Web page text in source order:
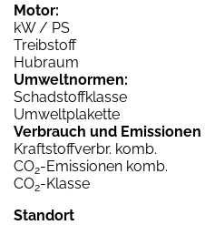
Motor:
kW / PS
Treibstoff
Hubraum
Umweltnormen:
Schadstoffklasse
Umweltplakette
Verbrauch und Emissionen
Kraftstoffverbr. komb.
CO2-Emissionen komb.
CO2-Klasse
Standort